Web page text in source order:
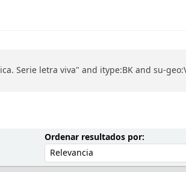
Serie letra viva" and itype:BK and su-
Ordenar resultados por:Ordenar